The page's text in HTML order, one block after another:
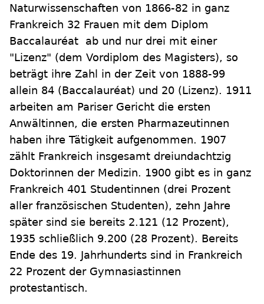
Naturwissenschaften von 1866-82 in ganz
Frankreich 32 Frauen mit dem Diplom
Baccalauréat ab und nur drei mit einer
"Lizenz" (dem Vordiplom des Magisters), so
beträgt ihre Zahl in der Zeit von 1888-99
allein 84 (Baccalauréat) und 20 (Lizenz). 1911
arbeiten am Pariser Gericht die ersten
Anwältinnen, die ersten Pharmazeutinnen
haben ihre Tätigkeit aufgenommen. 1907
zählt Frankreich insgesamt dreiundachtzig
Doktorinnen der Medizin. 1900 gibt es in ganz
Frankreich 401 Studentinnen (drei Prozent
aller französischen Studenten), zehn Jahre
später sind sie bereits 2.121 (12 Prozent),
1935 schließlich 9.200 (28 Prozent). Bereits
Ende des 19. Jahrhunderts sind in Frankreich
22 Prozent der Gymnasiastinnen
protestantisch.